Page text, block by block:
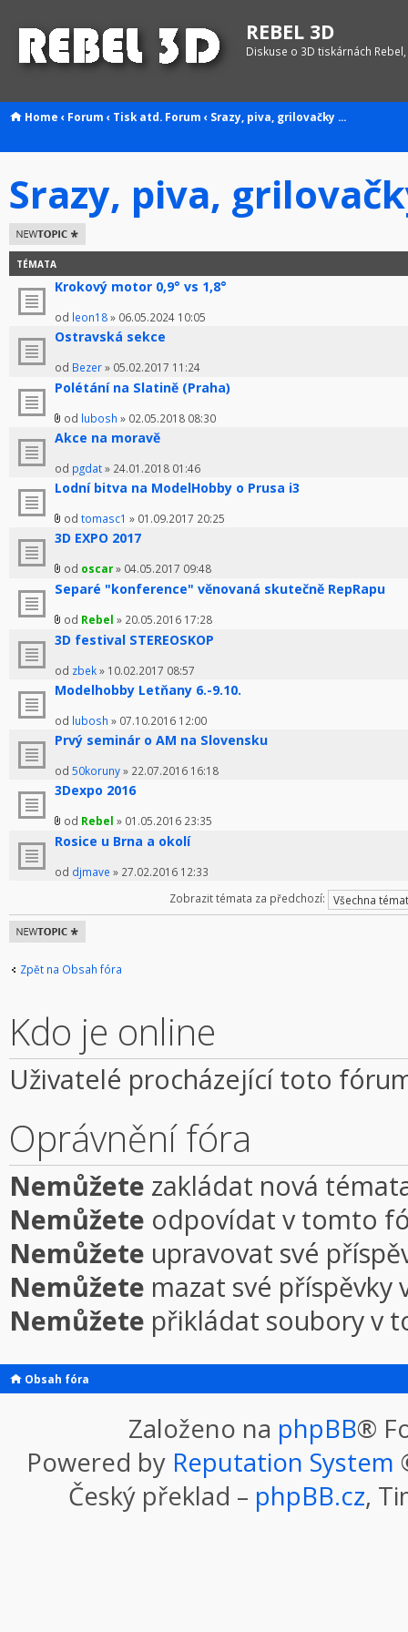
REBEL 3D
Diskuse o 3D tiskárnách
Home ‹ Forum ‹ Tisk atd. Forum ‹ Srazy, piva, grilovačky ...
Srazy, piva,
Odeslat nové
téma
TÉMATA
Krokový motor 0,9° vs 1,8°
od leon18» 06.05.2024 10:05
Ostravská sekce
od Bezer» 05.02.2017 11:24
Polétání na Slatině (Praha)
od lubosh » 02.05.2018 08:30
Akce na moravě
od pgdat» 24.01.2018 01:46
Lodní bitva na ModelHobby o Prusa i3
od tomasc1 » 01.09.2017 20:25
3D EXPO 2017
od oscar» 04.05.2017 09:48
Separé "konference" věnovaná skutečně RepRapu
od Rebel » 20.05.2016 17:28
3D festival STEREOSKOP
od zbek» 10.02.2017 08:57
Modelhobby Letňany 6.-9.10.
od lubosh » 07.10.2016 12:00
Prvý seminár o AM na Slovensku
od 50koruny» 22.07.2016 16:18
3Dexpo 2016
od Rebel » 01.05.2016 23:35
Rosice u Brna a okolí
od djmave » 27.02.2016 12:33
Zobrazit témata za předchozí:
Odeslat nové
téma
Zpět na Obsah fóra
Kdo je online
Uživatelé procházející toto
Oprávnění fóra
Nemůžete zakládat nová
Nemůžete odpovídat v tomto
Nemůžete upravovat své
Nemůžete mazat své
Nemůžete přikládat soubory v
Obsah fóra
Založeno na phpBB®
Powered by Reputation System
Český překlad – phpBB.cz,